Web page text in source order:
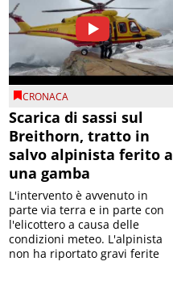
CRONACA
Scarica di sassi sul
Breithorn, tratto in
salvo alpinista ferito a
una gamba
L'intervento è avvenuto in
parte via terra e in parte con
l'elicottero a causa delle
condizioni meteo. L'alpinista
non ha riportato gravi ferite